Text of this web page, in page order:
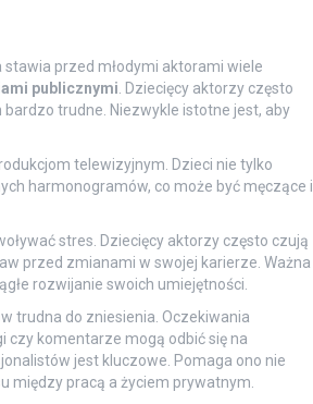
przed młodymi aktorami wiele
publicznymi . Dziecięcy aktorzy często
trudne. Niezwykle istotne jest, aby
telewizyjnym. Dzieci nie tylko
harmonogramów, co może być męczące i
stres. Dziecięcy aktorzy często czują
przed zmianami w swojej karierze. Ważna
rozwijanie swoich umiejętności.
trudna do zniesienia. Oczekiwania
czy komentarze mogą odbić się na
jest kluczowe. Pomaga ono nie
między pracą a życiem prywatnym.